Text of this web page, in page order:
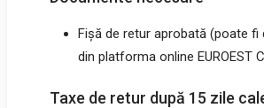
Fișă de retur aprobată (poate fi
din platforma online EUROEST
Taxe de retur după 15 zile